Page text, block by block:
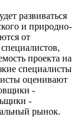
развиваться
и природно-
от
проекта на
специалисты
оценивают
-
-
рынок.